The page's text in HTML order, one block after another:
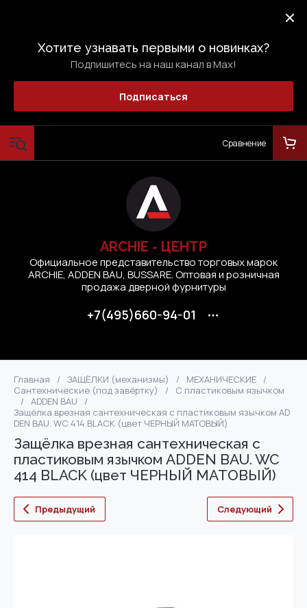
Хотите узнавать первыми о новинках?
Подпишитесь на наш канал в Max!
Подписаться
ARCHIE - ЦЕНТР
Официальное представительство торговых марок
ARCHIE, ADDEN BAU, BUSSARE. Оптовая и розничная
продажа дверной фурнитуры
+7(495)660-94-01
Сравнение
Главная / ЗАЩЁЛКИ (механизмы) / МЕХАНИЧЕСКИЕ
/
Сантехнические (под завёртку)
/
С пластиковым язычком
/
ADDEN BAU
/
Защёлка врезная сантехническая с пластиковым язычком AD
DEN BAU. WC 414 BLACK (цвет ЧЕРНЫЙ МАТОВЫЙ)
Защёлка врезная сантехническая с
пластиковым язычком ADDEN BAU. WC
414 BLACK (цвет ЧЕРНЫЙ МАТОВЫЙ)
Предыдущий Следующий